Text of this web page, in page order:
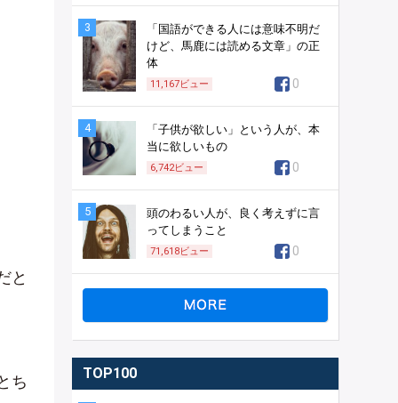
と
ち
3
「国語ができる人には意味不明だ
けど、馬鹿には読める文章」の正
体
11,167ビュー 0
4
「子供が欲しい」という人が、本
当に欲しいもの
6,742ビュー 0
5
頭のわるい人が、良く考えずに言
ってしまうこと
71,618ビュー 0
TOP100